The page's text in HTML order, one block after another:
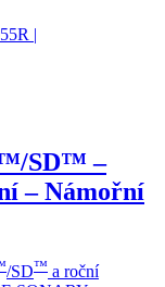
|
SD™ –
– Námořní
/SD™ a roční